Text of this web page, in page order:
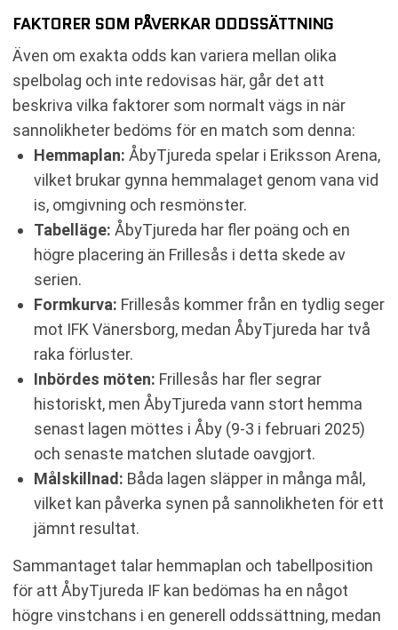
FAKTORER SOM PÅVERKAR ODDSSÄTTNING
Även om exakta odds kan variera mellan olika
spelbolag och inte redovisas här, går det att
beskriva vilka faktorer som normalt vägs in när
sannolikheter bedöms för en match som denna:
Hemmaplan: ÅbyTjureda spelar i Eriksson Arena,
vilket brukar gynna hemmalaget genom vana vid
is, omgivning och resmönster.
Tabelläge: ÅbyTjureda har fler poäng och en
högre placering än Frillesås i detta skede av
serien.
Formkurva: Frillesås kommer från en tydlig seger
mot IFK Vänersborg, medan ÅbyTjureda har två
raka förluster.
Inbördes möten: Frillesås har fler segrar
historiskt, men ÅbyTjureda vann stort hemma
senast lagen möttes i Åby (9-3 i februari 2025)
och senaste matchen slutade oavgjort.
Målskillnad: Båda lagen släpper in många mål,
vilket kan påverka synen på sannolikheten för ett
jämnt resultat.
Sammantaget talar hemmaplan och tabellposition
för att ÅbyTjureda IF kan bedömas ha en något
högre vinstchans i en generell oddssättning, medan